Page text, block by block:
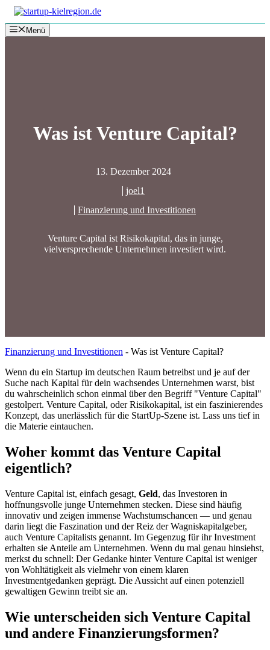
Zum
Inhalt
springenMenü
Was ist Venture Capital?
13. Dezember 2024
joel1
Finanzierung und Investitionen
Venture Capital ist Risikokapital, das in junge,
vielversprechende Unternehmen investiert wird.
Finanzierung und Investitionen - Was ist Venture Capital?
Wenn du ein Startup im deutschen Raum betreibst und je auf der
Suche nach Kapital für dein wachsendes Unternehmen warst, bist
du wahrscheinlich schon einmal über den Begriff "Venture Capital"
gestolpert. Venture Capital, oder Risikokapital, ist ein faszinierendes
Konzept, das unerlässlich für die StartUp-Szene ist. Lass uns tief in
die Materie eintauchen.
Woher kommt das Venture Capital
eigentlich?
Venture Capital ist, einfach gesagt, Geld, das Investoren in
hoffnungsvolle junge Unternehmen stecken. Diese sind häufig
innovativ und zeigen immense Wachstumschancen — und genau
darin liegt die Faszination und der Reiz der Wagniskapitalgeber,
auch Venture Capitalists genannt. Im Gegenzug für ihr Investment
erhalten sie Anteile am Unternehmen. Wenn du mal genau hinsiehst,
merkst du schnell: Der Gedanke hinter Venture Capital ist weniger
von Wohltätigkeit als vielmehr von einem klaren
Investmentgedanken geprägt. Die Aussicht auf einen potenziell
gewaltigen Gewinn treibt sie an.
Wie unterscheiden sich Venture Capital
und andere Finanzierungsformen?